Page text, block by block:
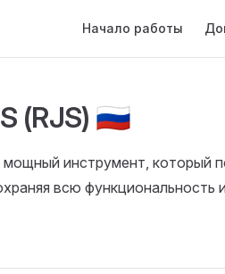
Начало работы
(RJS) 🇷🇺
инструмент, который
всю функциональность